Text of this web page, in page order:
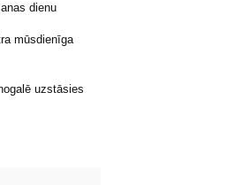
dienu
mūsdienīga
uzstāsies